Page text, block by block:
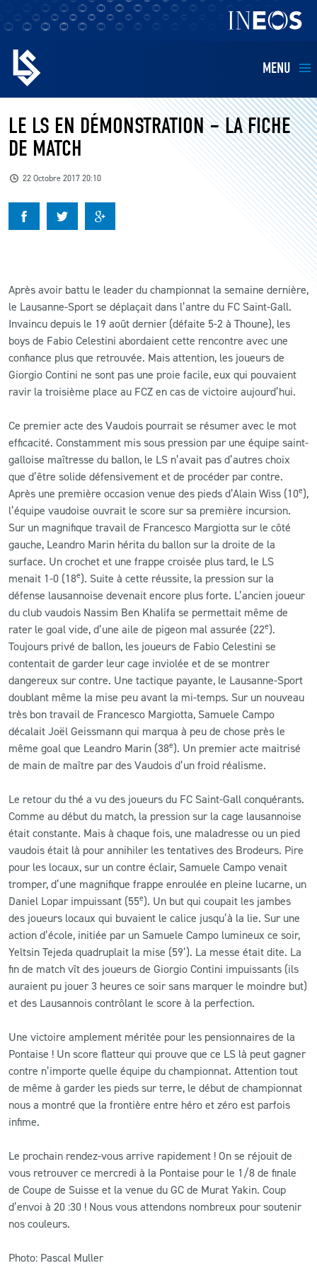
MENU
EQUIPES
BILLETTERIE
KIDS
RESTAURATION
CLUB
CONTACT
ACTUALITÉS
LS E-SHOP
L’APP DU LS
LS ACADEMY CAMPS
MATCH DES CELEBRITES
PRESSE ET MEDIAS
LE LS EN DÉMONSTRATION – LA FICHE
DE MATCH
22 Octobre 2017 20:10
Après avoir battu le leader du championnat la semaine dernière,
le Lausanne-Sport se déplaçait dans l’antre du FC Saint-Gall.
Invaincu depuis le 19 août dernier (défaite 5-2 à Thoune), les
boys de Fabio Celestini abordaient cette rencontre avec une
confiance plus que retrouvée. Mais attention, les joueurs de
Giorgio Contini ne sont pas une proie facile, eux qui pouvaient
ravir la troisième place au FCZ en cas de victoire aujourd’hui.
Ce premier acte des Vaudois pourrait se résumer avec le mot
efficacité. Constamment mis sous pression par une équipe saint-
galloise maîtresse du ballon, le LS n’avait pas d’autres choix
que d’être solide défensivement et de procéder par contre.
Après une première occasion venue des pieds d’Alain Wiss (10e),
l’équipe vaudoise ouvrait le score sur sa première incursion.
Sur un magnifique travail de Francesco Margiotta sur le côté
gauche, Leandro Marin hérita du ballon sur la droite de la
surface. Un crochet et une frappe croisée plus tard, le LS
menait 1-0 (18e). Suite à cette réussite, la pression sur la
défense lausannoise devenait encore plus forte. L’ancien joueur
du club vaudois Nassim Ben Khalifa se permettait même de
rater le goal vide, d’une aile de pigeon mal assurée (22e).
Toujours privé de ballon, les joueurs de Fabio Celestini se
contentait de garder leur cage inviolée et de se montrer
dangereux sur contre. Une tactique payante, le Lausanne-Sport
doublant même la mise peu avant la mi-temps. Sur un nouveau
très bon travail de Francesco Margiotta, Samuele Campo
décalait Joël Geissmann qui marqua à peu de chose près le
même goal que Leandro Marin (38e). Un premier acte maitrisé
de main de maître par des Vaudois d’un froid réalisme.
Le retour du thé a vu des joueurs du FC Saint-Gall conquérants.
Comme au début du match, la pression sur la cage lausannoise
était constante. Mais à chaque fois, une maladresse ou un pied
vaudois était là pour annihiler les tentatives des Brodeurs. Pire
pour les locaux, sur un contre éclair, Samuele Campo venait
tromper, d’une magnifique frappe enroulée en pleine lucarne, un
Daniel Lopar impuissant (55e). Un but qui coupait les jambes
des joueurs locaux qui buvaient le calice jusqu’à la lie. Sur une
action d’école, initiée par un Samuele Campo lumineux ce soir,
Yeltsin Tejeda quadruplait la mise (59’). La messe était dite. La
fin de match vît des joueurs de Giorgio Contini impuissants (ils
auraient pu jouer 3 heures ce soir sans marquer le moindre but)
et des Lausannois contrôlant le score à la perfection.
Une victoire amplement méritée pour les pensionnaires de la
Pontaise ! Un score flatteur qui prouve que ce LS là peut gagner
contre n’importe quelle équipe du championnat. Attention tout
de même à garder les pieds sur terre, le début de championnat
nous a montré que la frontière entre héro et zéro est parfois
infime.
Le prochain rendez-vous arrive rapidement ! On se réjouit de
vous retrouver ce mercredi à la Pontaise pour le 1/8 de finale
de Coupe de Suisse et la venue du GC de Murat Yakin. Coup
d’envoi à 20 :30 ! Nous vous attendons nombreux pour soutenir
nos couleurs.
Photo: Pascal Muller